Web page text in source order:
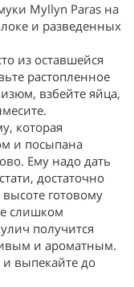
Myllyn Paras на
и разведенных
из оставшейся
растопленное
взбейте яйца,
которая
и посыпана
Ему надо дать
достаточно
готовому
слишком
получится
и ароматным.
и выпекайте до